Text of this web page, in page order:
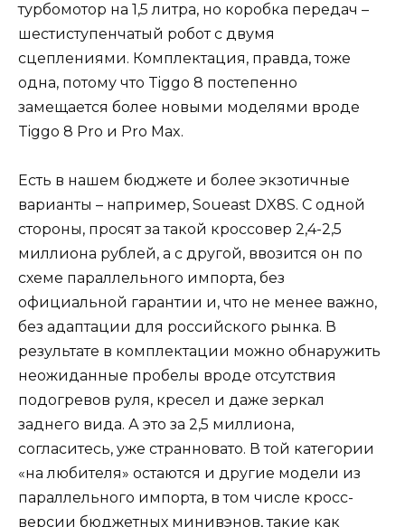
турбомотор на 1,5 литра, но коробка передач –
шестиступенчатый робот с двумя
сцеплениями. Комплектация, правда, тоже
одна, потому что Tiggo 8 постепенно
замещается более новыми моделями вроде
Tiggo 8 Pro и Pro Max.
Есть в нашем бюджете и более экзотичные
варианты – например, Soueast DX8S. С одной
стороны, просят за такой кроссовер 2,4-2,5
миллиона рублей, а с другой, ввозится он по
схеме параллельного импорта, без
официальной гарантии и, что не менее важно,
без адаптации для российского рынка. В
результате в комплектации можно обнаружить
неожиданные пробелы вроде отсутствия
подогревов руля, кресел и даже зеркал
заднего вида. А это за 2,5 миллиона,
согласитесь, уже странновато. В той категории
«на любителя» остаются и другие модели из
параллельного импорта, в том числе кросс-
версии бюджетных минивэнов, такие как